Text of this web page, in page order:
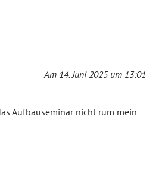
Am 14. Juni 2025 um 13:01
Aufbauseminar nicht rum mein